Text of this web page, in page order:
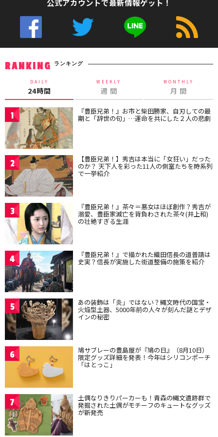
公式アカウントで最新情報ゲット！
RANKING ランキング
DAILY
24時間
WEEKLY
週 間
MONTHLY
月 間
1 『豊臣兄弟！』お市と柴田勝家、自刃しての最
期と「辞世の句」…運命を共にした２人の悲劇
2 【豊臣兄弟！】秀吉は本当に「女狂い」だった
のか？ 天下人を彩った11人の側室たちを時系列
で一挙紹介
3 『豊臣兄弟！』茶々＝悪女はほぼ創作？秀吉が
溺愛、豊臣家滅亡を背負わされた茶々(井上和)
の壮絶すぎる生涯
4 『豊臣兄弟！』で描かれた織田信長の道普請は
史実？信長が実施した街道整備の施策を紹介
5 あの装飾は「炎」ではない？縄文時代の国宝・
火焔型土器、5000年前の人々が刻んだ謎とデザ
インの秘密
6 鳩サブレーの豊島屋が『鳩の日』（8月10日）
限定グッズ詳細を発表！今年はシリコンポーチ
「はとっこ」
7 土偶なりきりパーカーも！青森の縄文遺跡群で
発掘された土偶がモチーフのキュートなグッズ
が新発売